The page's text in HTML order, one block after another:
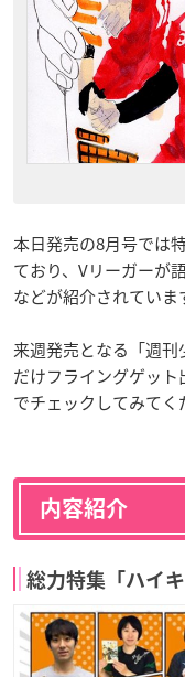
本日発売の8月号では
ており、Vリーガーが
などが紹介されていま
来週発売となる「週
だけフライングゲッ
でチェックしてみてく
内容紹介
総力特集「ハイ